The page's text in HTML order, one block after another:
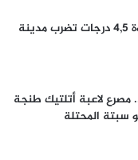
فنزويلا.. هزة أرضية بقوة 4,5 درجات تضرب مدينة
مصرع لاعبة أتلتيك طنجة
سبتة المحتلة